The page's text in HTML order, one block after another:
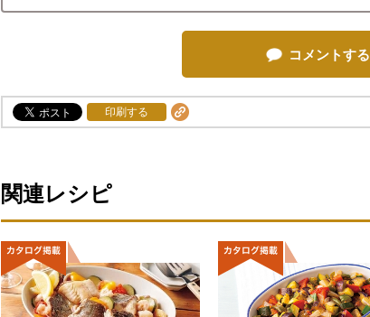
コメントする
印刷する
関連レシピ